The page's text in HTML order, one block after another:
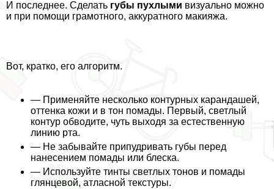
И последнее. Сделать губы пухлыми визуально можно
и при помощи грамотного, аккуратного макияжа.
Вот, кратко, его алгоритм.
— Применяйте несколько контурных карандашей,
оттенка кожи и в тон помады. Первый, светлый
контур обводите, чуть выходя за естественную
линию рта.
— Не забывайте припудривать губы перед
нанесением помады или блеска.
— Используйте тинты светлых тонов и помады
глянцевой, атласной текстуры.